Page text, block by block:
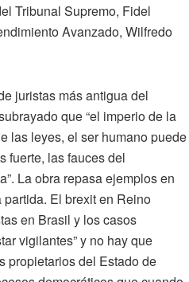
Tribunal Supremo, Fidel
Avanzado, Wilfredo
juristas más antigua del
que “el imperio de la
las leyes, el ser humano puede
fuerte, las fauces del
La obra repasa ejemplos en
El brexit en Reino
en Brasil y los casos
vigilantes” y no hay que
propietarios del Estado de